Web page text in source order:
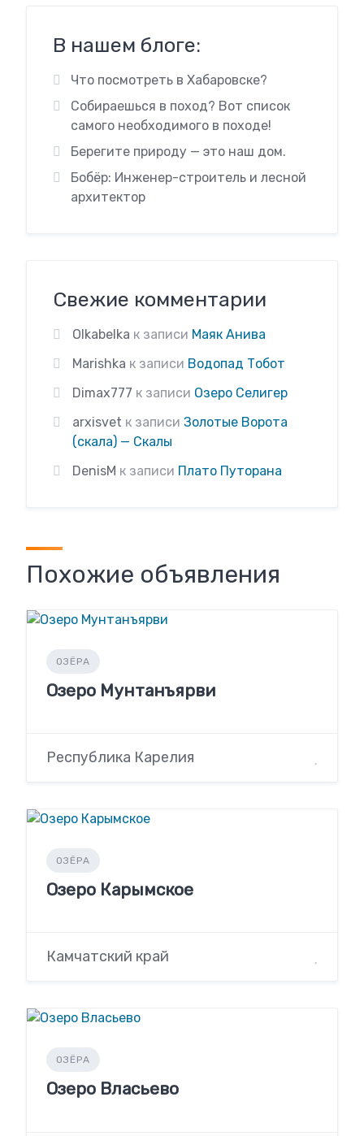
В нашем блоге:
Что посмотреть в Хабаровске?
Собираешься в поход? Вот список
самого необходимого в походе!
Берегите природу — это наш дом.
Бобёр: Инженер-строитель и лесной
архитектор
Свежие комментарии
Olkabelka к записи Маяк Анива
Marishka к записи Водопад Тобот
Dimax777 к записи Озеро Селигер
arxisvet к записи Золотые Ворота
(скала) — Скалы
DenisM к записи Плато Путорана
Похожие объявления
ОЗЁРА
Озеро Мунтанъярви
Республика Карелия
ОЗЁРА
Озеро Карымское
Камчатский край
ОЗЁРА
Озеро Власьево